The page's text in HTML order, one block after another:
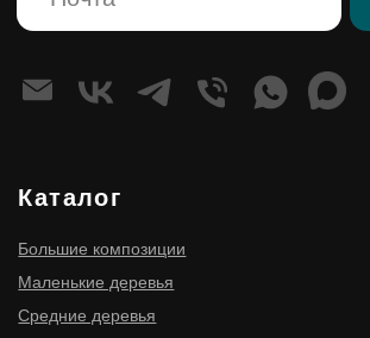
ИНН 910300116977
Премиум изделия
Правовые страницы